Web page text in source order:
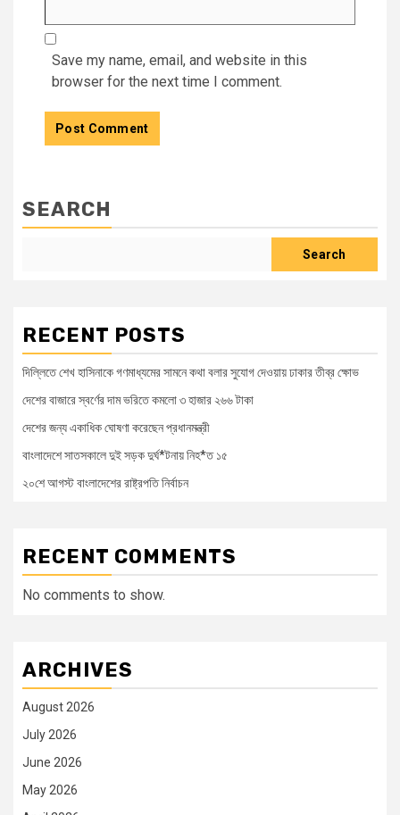
Save my name, email, and website in this
browser for the next time I comment.
SEARCH
Search
RECENT POSTS
দিল্লিতে শেখ হাসিনাকে গণমাধ্যমের সামনে কথা বলার সুযোগ দেওয়ায় ঢাকার তীব্র ক্ষোভ
দেশের বাজারে স্বর্ণের দাম ভরিতে কমলো ৩ হাজার ২৬৬ টাকা
দেশের জন্য একাধিক ঘোষণা করেছেন প্রধানমন্ত্রী
বাংলাদেশে সাতসকালে দুই সড়ক দুর্ঘ*টনায় নিহ*ত ১৫
২০শে আগস্ট বাংলাদেশের রাষ্ট্রপতি নির্বাচন
RECENT COMMENTS
No comments to show.
ARCHIVES
August 2026
July 2026
June 2026
May 2026